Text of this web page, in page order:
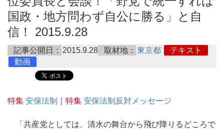
国政・地方問わず自公に勝る」と自
信！ 2015.9.28
記事公開日： 2015.9.28 取材地： 東京都
テキスト
動画
特集 安保法制 ｜特集 安保法制反対メッセージ
「共産党としては、清水の舞台から飛び降りるどころで